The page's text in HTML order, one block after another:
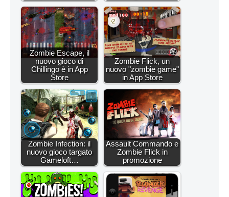
Zombie Escape, il
nuovo gioco di
Chillingo è in App
Store
Zombie Flick, un
nuovo "zombie game"
in App Store
Zombie Infection: il
nuovo gioco targato
Gameloft…
Assault Commando e
Zombie Flick in
promozione